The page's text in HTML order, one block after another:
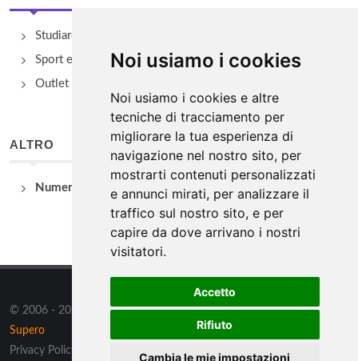
Noi usiamo i cookies
Noi usiamo i cookies e altre
tecniche di tracciamento per
migliorare la tua esperienza di
navigazione nel nostro sito, per
mostrarti contenuti personalizzati
e annunci mirati, per analizzare il
traffico sul nostro sito, e per
capire da dove arrivano i nostri
visitatori.
Accetto
Rifiuto
Cambia le mie impostazioni
Studiare
Sport e Benessere
Outlet e spacci aziendali
ALTRO
Numeri Utili
© 2006 - 2026 Supero Ltd, Malta tutti i diritti riservati. Powered by
Supero
Privacy Policy
Preferenze sui Cookies